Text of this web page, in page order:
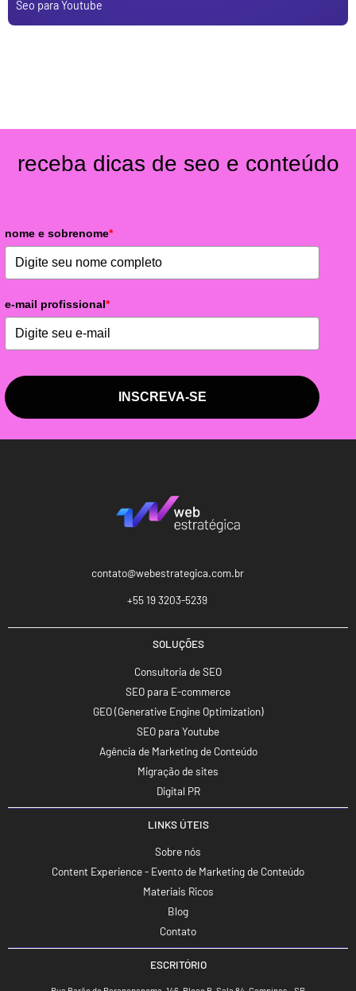
Seo para Youtube
receba dicas de seo e conteúdo
nome e sobrenome*
e-mail profissional*
INSCREVA-SE
contato@webestrategica.com.br
+55 19 3203-5239
SOLUÇÕES
Consultoria de SEO
SEO para E-commerce
GEO (Generative Engine Optimization)
SEO para Youtube
Agência de Marketing de Conteúdo
Migração de sites
Digital PR
LINKS ÚTEIS
Sobre nós
Content Experience - Evento de Marketing de Conteúdo
Materiais Ricos
Blog
Contato
ESCRITÓRIO